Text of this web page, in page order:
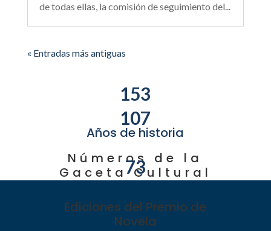
de todas ellas, la comisión de seguimiento del...
« Entradas más antiguas
153
Años de historia
107
Números de la
Gaceta Cultural
73
Ediciones del Premio de
Novela